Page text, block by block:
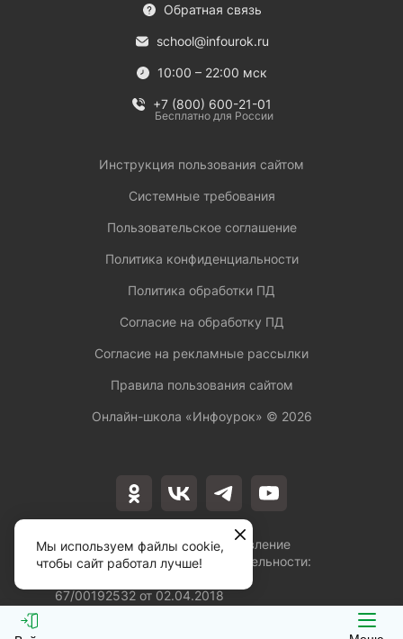
Лицензия на осуществление
образовательной деятельности:
67/00192532 от 02.04.2018
Обратная связь
school@infourok.ru
10:00 – 22:00 мск
+7 (800) 600-21-01
Бесплатно для России
Инструкция пользования сайтом
Системные требования
Пользовательское соглашение
Политика конфиденциальности
Политика обработки ПД
Согласие на обработку ПД
Согласие на рекламные рассылки
Правила пользования сайтом
Онлайн-школа «Инфоурок» © 2026
Мы используем файлы cookie,
чтобы сайт работал лучше!